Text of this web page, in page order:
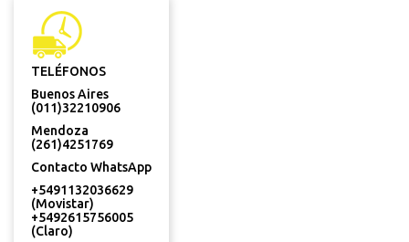
TELÉFONOS
Buenos Aires
(011)32210906
Mendoza
(261)4251769
Contacto WhatsApp
+5491132036629
(Movistar)
+5492615756005
(Claro)